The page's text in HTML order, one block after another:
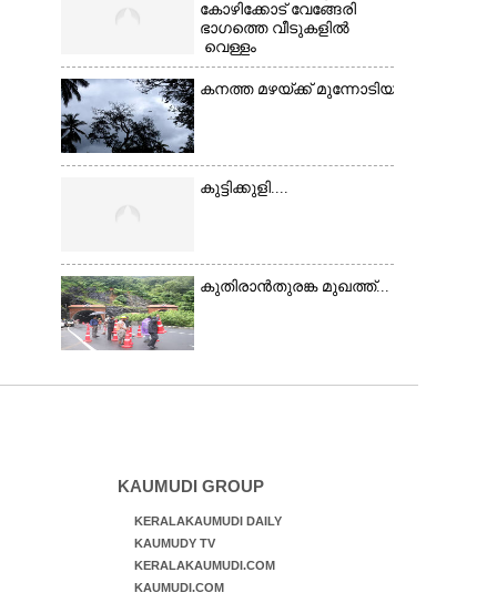
കോഴിക്കോട് വേങ്ങേരി
ഭാഗത്തെ വീടുകളിൽ
വെള്ളം
കയറിയപ്പോൾ ആളുകളെ സുരക്ഷിത
കനത്ത മഴയ്ക്ക് മുന്നോടിയായി
കുട്ടിക്കുളി....
കുതിരാൻതുരങ്ക മുഖത്ത്...
KAUMUDI GROUP
KERALAKAUMUDI DAILY
KAUMUDY TV
KERALAKAUMUDI.COM
KAUMUDI.COM